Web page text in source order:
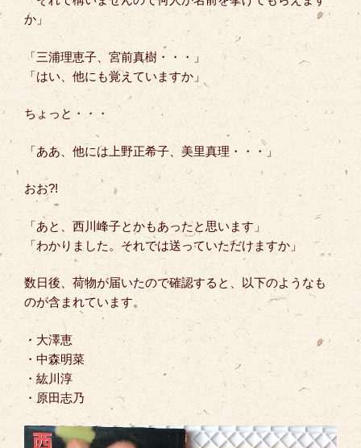
か」
「三浦理恵子、宮前真樹・・・」
「はい、他にも覚えていますか」
ちょっと・・・
「ああ、他には上野正希子、美里真理・・・」
おお?!
「あと、西川峰子とかもあったと思います」
「わかりました。それでは送っていただけますか」
数日後、荷物が届いたので確認すると、以下のようなも
のが含まれています。
・大澤恵
・中森明菜
・紘川淳
・原田志乃